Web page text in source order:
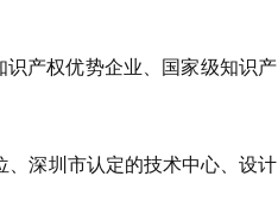
产权优势企业、国家级知识产
深圳市认定的技术中心、设计